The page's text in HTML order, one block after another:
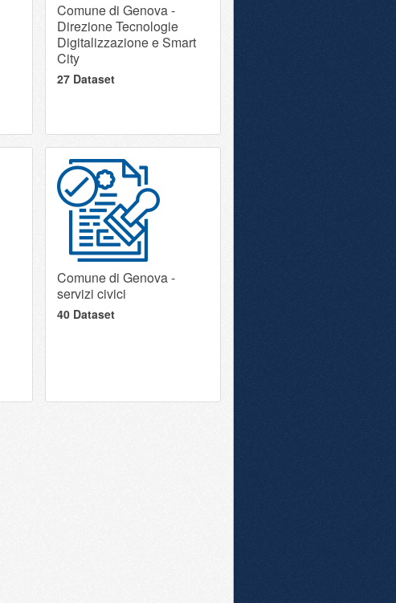
Comune di Genova -
Direzione Tecnologie
Digitalizzazione e Smart
City
27 Dataset
Comune di Genova -
servizi civici
40 Dataset